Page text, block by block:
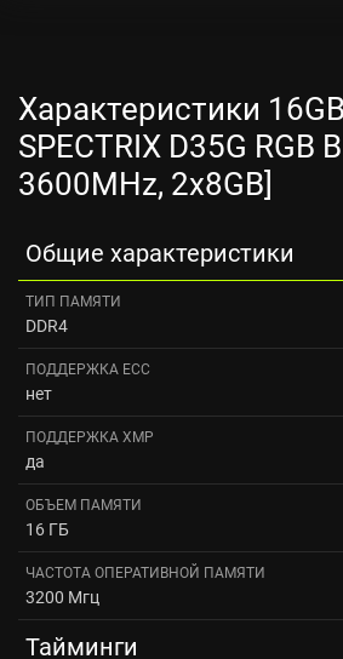
Характеристики
SPECTRIX D35G RGB
3600MHz, 2x8GB]
Общие характеристики
ТИП ПАМЯТИ
DDR4
ПОДДЕРЖКА ECC
нет
ПОДДЕРЖКА XMP
да
ОБЪЕМ ПАМЯТИ
16 ГБ
ЧАСТОТА ОПЕРАТИВНОЙ ПАМЯТИ
3200 Мгц
Тайминги